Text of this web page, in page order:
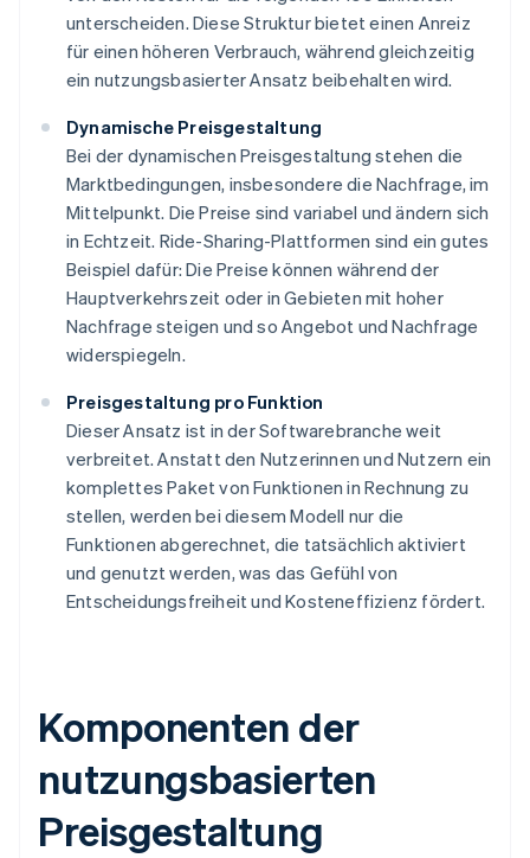
unterscheiden. Diese Struktur bietet einen Anreiz
für einen höheren Verbrauch, während gleichzeitig
ein nutzungsbasierter Ansatz beibehalten wird.
Dynamische Preisgestaltung
Bei der dynamischen Preisgestaltung stehen die
Marktbedingungen, insbesondere die Nachfrage, im
Mittelpunkt. Die Preise sind variabel und ändern sich
in Echtzeit. Ride-Sharing-Plattformen sind ein gutes
Beispiel dafür: Die Preise können während der
Hauptverkehrszeit oder in Gebieten mit hoher
Nachfrage steigen und so Angebot und Nachfrage
widerspiegeln.
Preisgestaltung pro Funktion
Dieser Ansatz ist in der Softwarebranche weit
verbreitet. Anstatt den Nutzerinnen und Nutzern ein
komplettes Paket von Funktionen in Rechnung zu
stellen, werden bei diesem Modell nur die
Funktionen abgerechnet, die tatsächlich aktiviert
und genutzt werden, was das Gefühl von
Entscheidungsfreiheit und Kosteneffizienz fördert.
Komponenten der
nutzungsbasierten
Preisgestaltung